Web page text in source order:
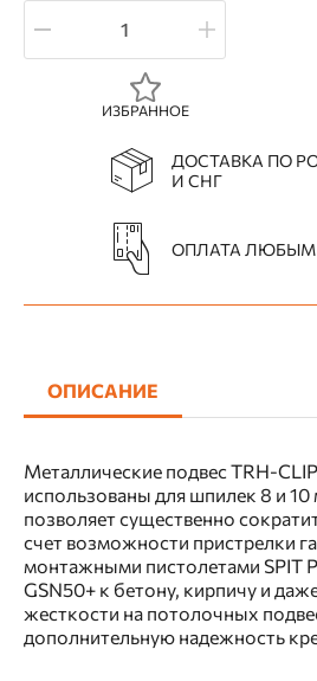
ИЗБРАННОЕ
ДОСТАВКА ПО
И СНГ
ОПЛАТА
ОПИСАНИЕ
Металлические подвес TRH-
использованы для шпилек 8 и
позволяет существенно
счет возможности пристрелки
монтажными пистолетами SPIT
GSN50+ к бетону, кирпичу и
жесткости на потолочных
дополнительную надежность